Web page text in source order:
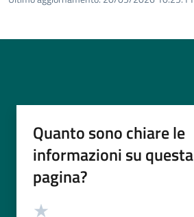
Quanto sono chiare le
informazioni su questa
pagina?
Valutazione